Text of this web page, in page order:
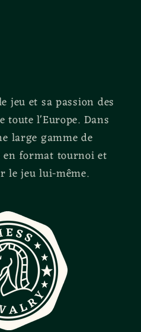
jeu et sa passion des
toute l'Europe. Dans
large gamme de
en format tournoi et
le jeu lui-même.